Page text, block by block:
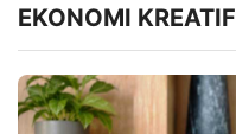
EKONOMI KREATIF